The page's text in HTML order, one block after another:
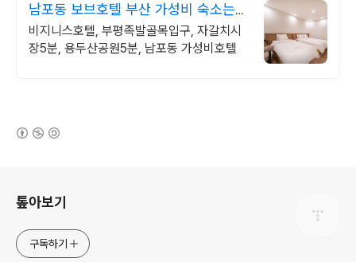
남포동 보브호텔 부산 가성비 숙소는
여기!
비지니스호텔, 부평족발골목입구, 자갈치시
장5분, 용두산공원5분, 남포동 가성비호텔
톺아보기
구독하기